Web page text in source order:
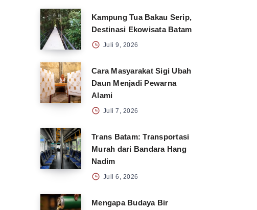
Kampung Tua Bakau Serip,
Destinasi Ekowisata Batam
Juli 9, 2026
Cara Masyarakat Sigi Ubah
Daun Menjadi Pewarna
Alami
Juli 7, 2026
Trans Batam: Transportasi
Murah dari Bandara Hang
Nadim
Juli 6, 2026
Mengapa Budaya Bir